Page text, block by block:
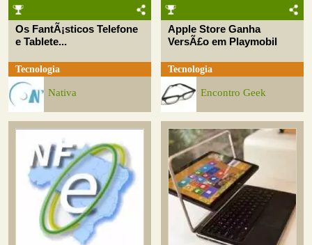
Os FantÃ¡sticos Telefone
e Tablete...
Tecnologia
Nativa
Apple Store Ganha
VersÃ£o em Playmobil
Tecnologia
Encontro Geek